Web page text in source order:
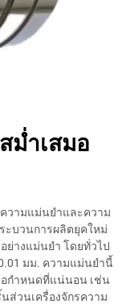
ม่ำเสมอ
วามแม่นยำและความ
ะบวนการผลิตยุคใหม่
ย่างแม่นยำ โดยทั่วไป
มม. ความแม่นยำนี้
กำหนดที่แน่นอน เช่น
ส่วนเครื่องจักรความ